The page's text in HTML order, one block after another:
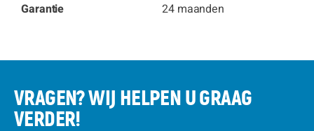
Garantie
24 maanden
VRAGEN? WIJ HELPEN U GRAAG
VERDER!